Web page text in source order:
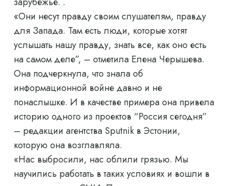
«Они несут правду своим слушателям, правду
для Запада. Там есть люди, которые хотят
услышать нашу правду, знать все, как оно есть
на самом деле”, – отметила Елена Черышева.
Она подчеркнула, что знала об
информационной войне давно и не
понаслышке. И в качестве примера она привела
историю одного из проектов “Россия сегодня”
– редакции агентства Sputnik в Эстонии,
которую она возглавляла.
«Нас выбросили, нас облили грязью. Мы
научились работать в таких условиях и вошли в